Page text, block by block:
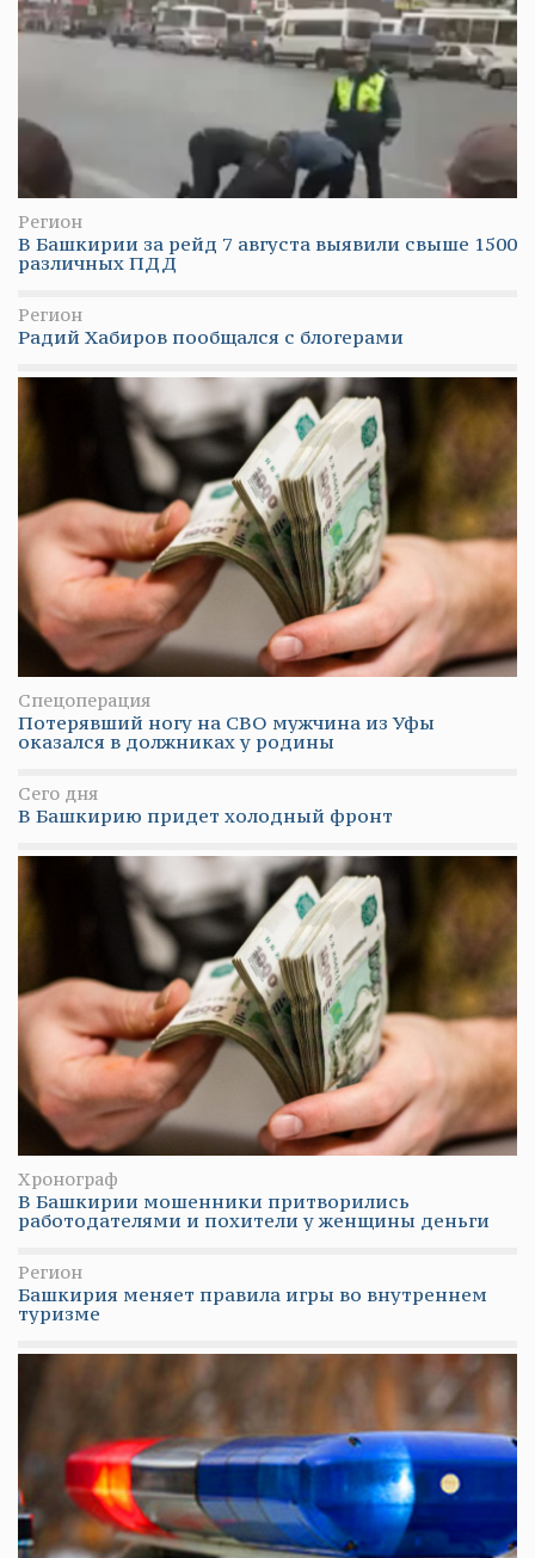
Регион
В Башкирии за рейд 7 августа выявили свыше 1500
различных ПДД
Регион
Радий Хабиров пообщался с блогерами
Спецоперация
Потерявший ногу на СВО мужчина из Уфы
оказался в должниках у родины
Сего дня
В Башкирию придет холодный фронт
Хронограф
В Башкирии мошенники притворились
работодателями и похители у женщины деньги
Регион
Башкирия меняет правила игры во внутреннем
туризме